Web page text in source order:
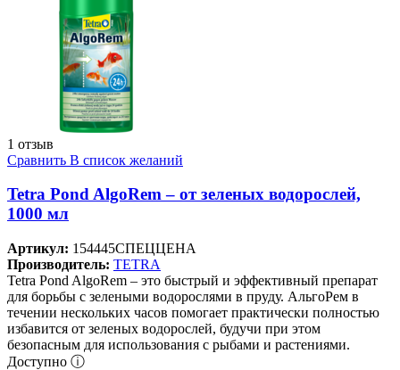
1 отзыв
Сравнить В список желаний
Tetra Pond AlgoRem – от зеленых водорослей,
1000 мл
Артикул: 154445СПЕЦЦЕНА
Производитель: TETRA
Tetra Pond AlgoRem – это быстрый и эффективный препарат
для борьбы с зелеными водорослями в пруду. АльгоРем в
течении нескольких часов помогает практически полностью
избавится от зеленых водорослей, будучи при этом
безопасным для использования с рыбами и растениями.
Доступно ⓘ